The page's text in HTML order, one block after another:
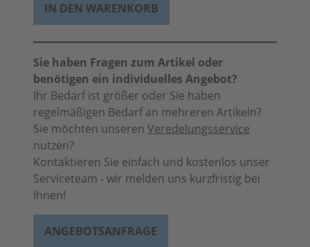
IN DEN WARENKORB
Sie haben Fragen zum Artikel oder
benötigen ein individuelles Angebot?
Ihr Bedarf ist größer oder Sie haben
regelmäßigen Bedarf an mehreren Artikeln?
Sie möchten unseren Veredelungsservice
nutzen?
Kontaktieren Sie einfach und kostenlos unser
Serviceteam - wir melden uns kurzfristig bei
Ihnen!
ANGEBOTSANFRAGE